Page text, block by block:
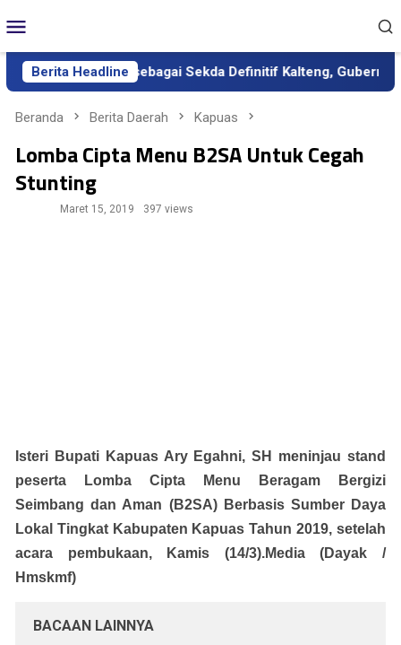
ke
kontenMobile
Berita Headline
Dilantik sebagai Sekda Definitif Kalteng, Gubernur
Beranda Berita Daerah Kapuas
Lomba Cipta Menu B2SA Untuk Cegah
Stunting
Maret 15, 2019 397 views
Isteri Bupati Kapuas Ary Egahni, SH meninjau stand
peserta Lomba Cipta Menu Beragam Bergizi
Seimbang dan Aman (B2SA) Berbasis Sumber Daya
Lokal Tingkat Kabupaten Kapuas Tahun 2019, setelah
acara pembukaan, Kamis (14/3).Media (Dayak /
Hmskmf)
BACAAN LAINNYA